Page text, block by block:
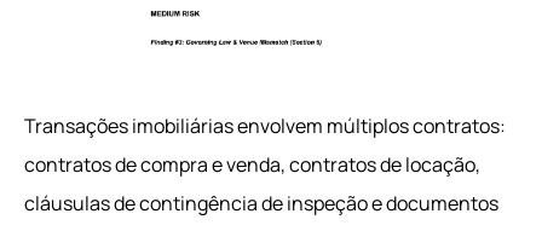
Transações imobiliárias envolvem múltiplos contratos:
contratos de compra e venda, contratos de locação,
cláusulas de contingência de inspeção e documentos